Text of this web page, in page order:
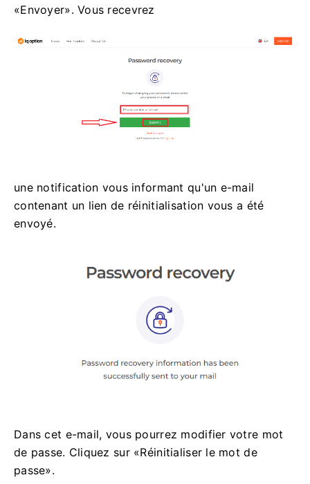
«Envoyer». Vous recevrez
une notification vous informant qu'un e-mail
contenant un lien de réinitialisation vous a été
envoyé.
Dans cet e-mail, vous pourrez modifier votre mot
de passe. Cliquez sur «Réinitialiser le mot de
passe».